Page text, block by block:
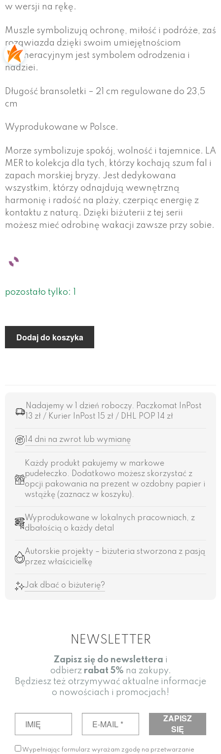
w wersji na rękę.
Muszle symbolizują ochronę, miłość i podróże, zaś
rozgwiazda dzięki swoim umiejętnościom
regeneracyjnym jest symbolem odrodzenia i
nadziei.
Długość bransoletki – 21 cm regulowane do 23,5
cm
Wyprodukowane w Polsce.
Morze symbolizuje spokój, wolność i tajemnice. LA
MER to kolekcja dla tych, którzy kochają szum fal i
zapach morskiej bryzy. Jest dedykowana
wszystkim, którzy odnajdują wewnętrzną
harmonię i radość na plaży, czerpiąc energię z
kontaktu z naturą. Dzięki biżuterii z tej serii
możesz mieć odrobinę wakacji zawsze przy sobie.
pozostało tylko: 1
Dodaj do koszyka
Nadajemy w 1 dzień roboczy. Paczkomat InPost
13 zł / Kurier InPost 15 zł / DHL POP 14 zł
14 dni na zwrot lub wymianę
Każdy produkt pakujemy w markowe
pudełeczko. Dodatkowo możesz skorzystać z
opcji pakowania na prezent w ozdobny papier i
wstążkę (zaznacz w koszyku).
Wyprodukowane w lokalnych pracowniach, z
dbałością o każdy detal
Autorskie projekty – biżuteria stworzona z pasją
przez właścicielkę
Jak dbać o biżuterię?
NEWSLETTER
Zapisz się do newslettera i
odbierz rabat 5% na zakupy.
Będziesz też otrzymywać aktualne informacje
o nowościach i promocjach!
Wypełniając formularz wyrażam zgodę na przetwarzanie